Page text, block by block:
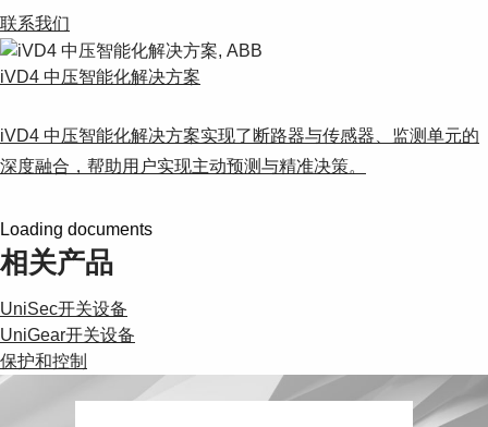
联系我们
iVD4 中压智能化解决方案
iVD4 中压智能化解决方案实现了断路器与传感器、监测单元的
深度融合，帮助用户实现主动预测与精准决策。
Loading documents
相关产品
UniSec开关设备
UniGear开关设备
保护和控制